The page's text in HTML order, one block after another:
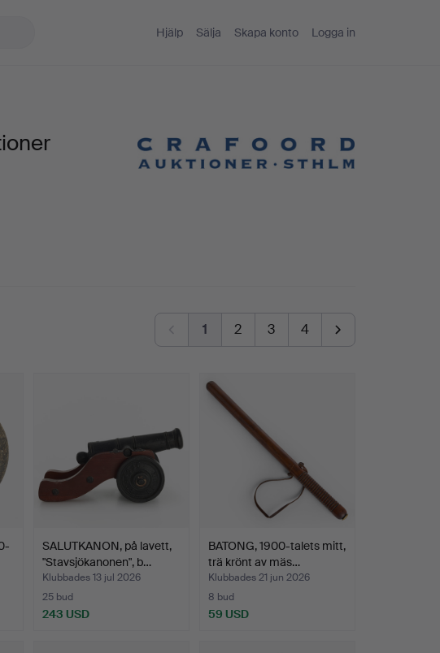
Hjälp Sälja Skapa konto Logga in
1 2 3 4
SALUTKANON, på lavett,
"Stavsjökanonen", b…
Klubbades 13 jul 2026
25 bud
243 USD
BATONG, 1900-talets mitt,
trä krönt av mäs…
Klubbades 21 jun 2026
8 bud
59 USD